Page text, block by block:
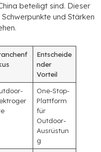
beteiligt sind. Dieser
und Stärken
Entscheide
nder
Vorteil
One-Stop-
Plattform
für
Outdoor-
Ausrüstun
g